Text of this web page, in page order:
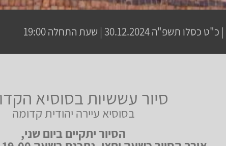
| כ"ט כסלו תשפ"ה30.12.2024 | שעת התחלה 19:00
סיור עששיות בסוסיא
בסוסיא עיירה יהודית קדומה
הסיור יתקיים ביום שני,